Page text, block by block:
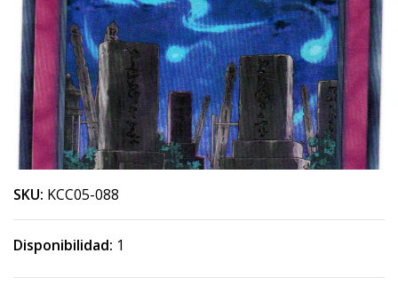
SKU: KCC05-088
Disponibilidad: 1